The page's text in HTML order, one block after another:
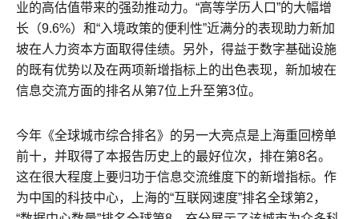
业的高估值带来的强劲推动力。“高等学历人口”的大幅增
长（9.6%）和“入境政策的便利性”近满分的表现助力新加
坡在人力资本方面取得佳绩。另外，得益于数字基础设施
的既有优势以及在两项新增指标上的出色表现，新加坡在
信息交流方面的排名从第7位上升至第3位。
今年《全球城市综合排名》的另一大亮点是上海重回榜单
前十，并取得了本报告历史上的最好位次，排在第8名。
这在很大程度上要归功于信息交流维度下的新增指标。作
为中国的科技中心，上海的“互联网速度”排名全球第2，